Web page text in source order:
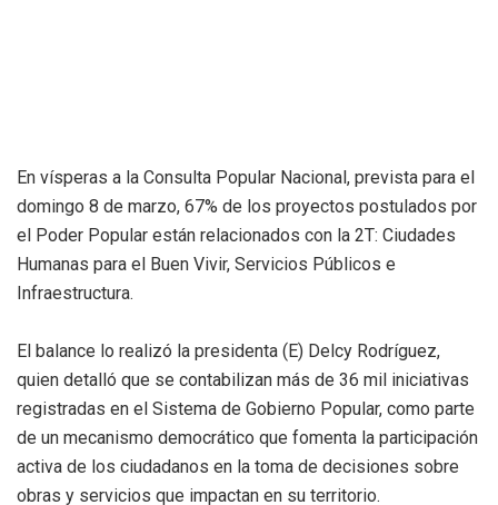
En vísperas a la Consulta Popular Nacional, prevista para el
domingo 8 de marzo, 67% de los proyectos postulados por
el Poder Popular están relacionados con la 2T: Ciudades
Humanas para el Buen Vivir, Servicios Públicos e
Infraestructura.
El balance lo realizó la presidenta (E) Delcy Rodríguez,
quien detalló que se contabilizan más de 36 mil iniciativas
registradas en el Sistema de Gobierno Popular, como parte
de un mecanismo democrático que fomenta la participación
activa de los ciudadanos en la toma de decisiones sobre
obras y servicios que impactan en su territorio.